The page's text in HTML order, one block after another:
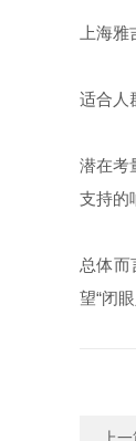
上海
适合人
潜在考
支持的
总体而
望“闭